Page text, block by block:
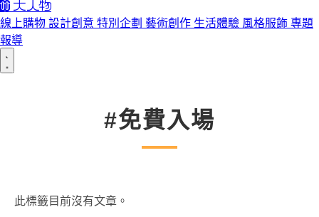
線上購物 設計創意 特別企劃 藝術創作 生活體驗 風格服飾 專題
報導
#免費入場
此標籤目前沒有文章。